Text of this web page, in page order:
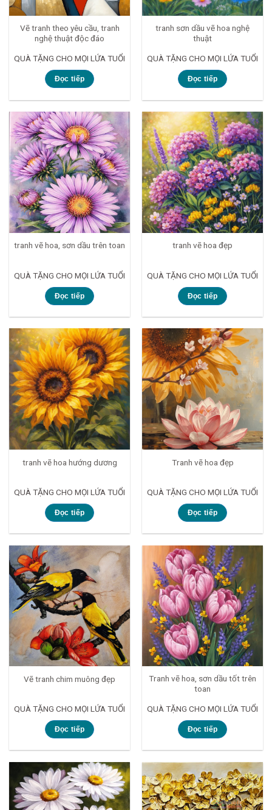
Vẽ tranh theo yêu cầu, tranh
nghệ thuật độc đáo
QUÀ TẶNG CHO MỌI LỨA TUỔI
Đọc tiếp
tranh sơn dầu vẽ hoa nghệ
thuật
QUÀ TẶNG CHO MỌI LỨA TUỔI
Đọc tiếp
tranh vẽ hoa, sơn dầu trên toan
QUÀ TẶNG CHO MỌI LỨA TUỔI
Đọc tiếp
tranh vẽ hoa đẹp
QUÀ TẶNG CHO MỌI LỨA TUỔI
Đọc tiếp
tranh vẽ hoa hướng dương
QUÀ TẶNG CHO MỌI LỨA TUỔI
Đọc tiếp
Tranh vẽ hoa đẹp
QUÀ TẶNG CHO MỌI LỨA TUỔI
Đọc tiếp
Vẽ tranh chim muông đẹp
QUÀ TẶNG CHO MỌI LỨA TUỔI
Đọc tiếp
Tranh vẽ hoa, sơn dầu tốt trên
toan
QUÀ TẶNG CHO MỌI LỨA TUỔI
Đọc tiếp